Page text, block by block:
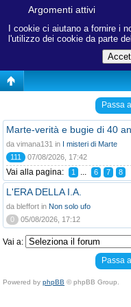
I cookie ci aiutano a fornire i
l'utilizzo dei cookie da parte
Argomenti attivi
Passa
Marte-verità e bugie di 40
da vimana131 in I misteri di Marte
111
07/08/2026, 17:42
Vai alla pagina: 1 ... 6 7 8
L'ERA DELLA I.A.
da bleffort in Non solo ufo
0
05/08/2026, 17:12
Vai a:
Passa
Powered by phpBB © phpBB Group.